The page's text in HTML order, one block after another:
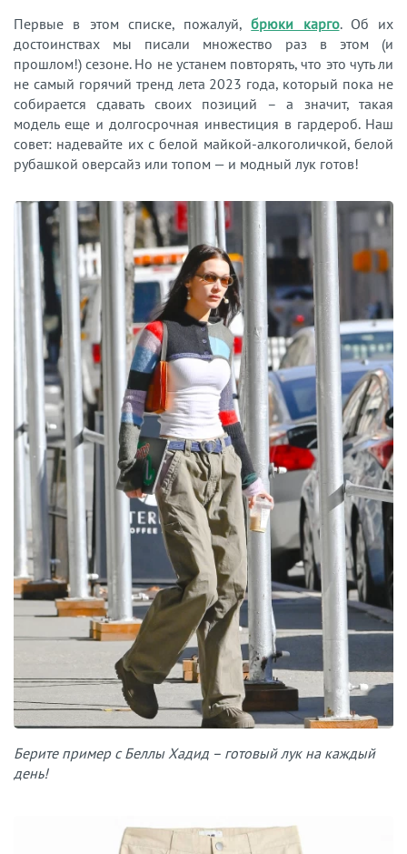
Первые в этом списке, пожалуй,брюки карго. Об их
достоинствах мы писали множество раз в этом (и
прошлом!) сезоне. Но не устанем повторять, что это чуть ли
не самый горячий тренд лета 2023 года, который пока не
собирается сдавать своих позиций – а значит, такая
модель еще и долгосрочная инвестиция в гардероб. Наш
совет: надевайте их с белой майкой-алкоголичкой, белой
рубашкой оверсайз или топом — и модный лук готов!
Берите пример с Беллы Хадид – готовый лук на каждый
день!